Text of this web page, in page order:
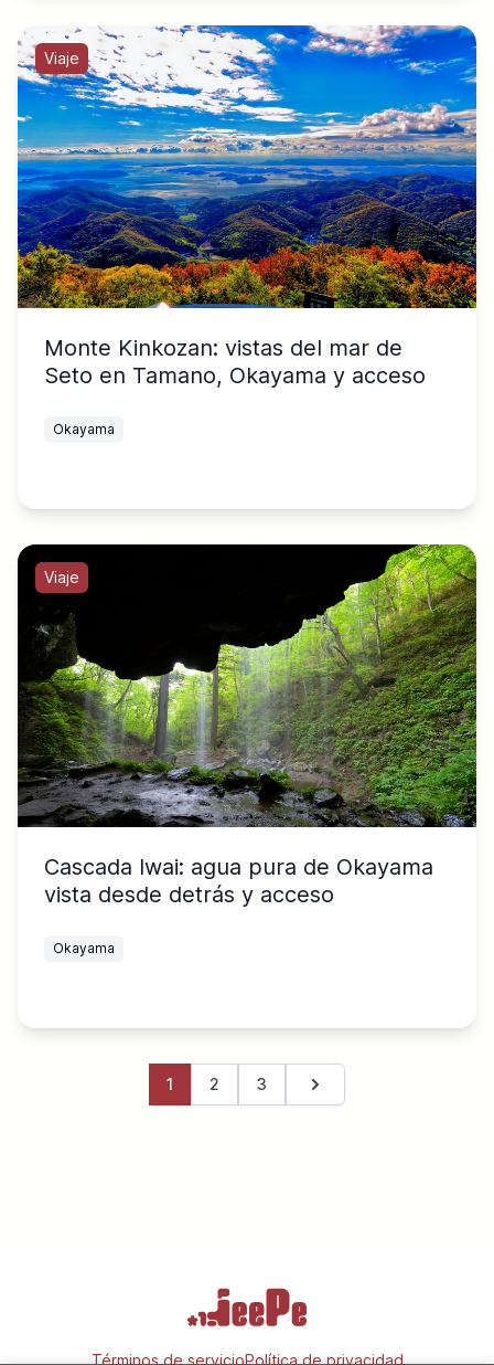
Viaje
Monte Kinkozan: vistas del mar de
Seto en Tamano, Okayama y acceso
Okayama
Viaje
Cascada Iwai: agua pura de Okayama
vista desde detrás y acceso
Okayama
1 2 3 Página siguiente
Términos de servicioPolítica de privacidad